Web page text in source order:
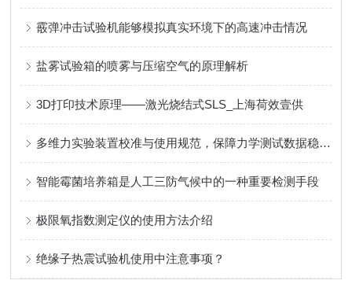
霰弹冲击试验机能够模拟真实环境下的高速冲击情况
盐雾试验箱的喷雾与压缩空气的原理解析
3D打印技术原理——激光烧结式SLS_上海荷效壹供
多维力实验装置校准与使用规范，保障力学测试数据稳定准确
智能霉菌培养箱是人工三防气候中的一种重要检测手段
极限氧指数测定仪的使用方法介绍
绝缘子热震试验机使用中注意事项？